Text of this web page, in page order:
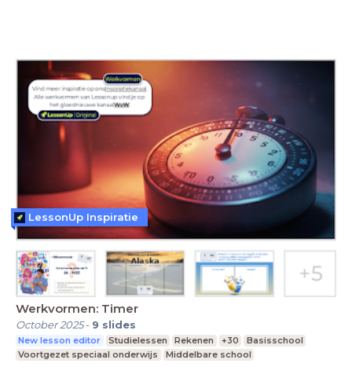
Werkvormen: Timer
October 2025- 9 slides
New lesson editor Studielessen Rekenen +30
Basisschool
Voortgezet speciaal onderwijs
Middelbare school
LessonUp Inspiratie